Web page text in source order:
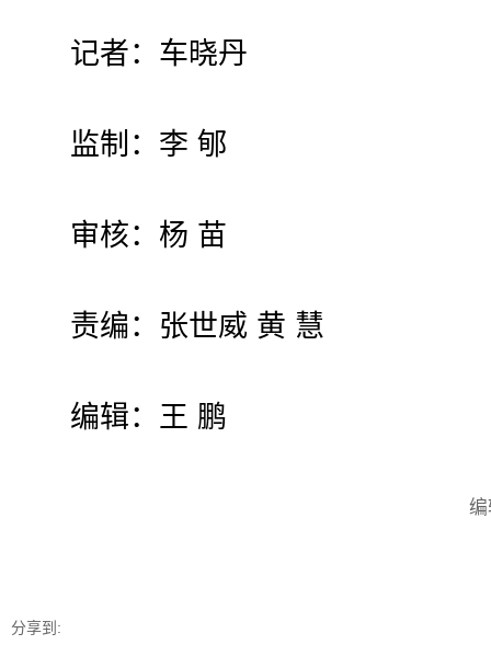
记者：车晓丹
监制：李 郇
审核：杨 苗
责编：张世威 黄 慧
编辑：王 鹏
分享到: